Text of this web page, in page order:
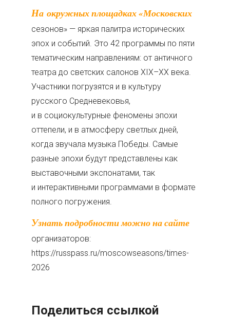
На окружных площадках «Московских
сезонов» — яркая палитра исторических
эпох и событий. Это 42 программы по пяти
тематическим направлениям: от античного
театра до светских салонов XIX–XX века.
Участники погрузятся и в культуру
русского Средневековья,
и в социокультурные феномены эпохи
оттепели, и в атмосферу светлых дней,
когда звучала музыка Победы. Самые
разные эпохи будут представлены как
выставочными экспонатами, так
и интерактивными программами в формате
полного погружения.
Узнать подробности можно на сайте
организаторов:
https://russpass.ru/moscowseasons/times-
2026
Поделиться ссылкой